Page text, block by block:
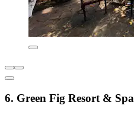
6. Green Fig Resort & Spa